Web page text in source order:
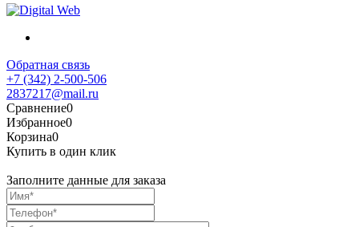
Обратная связь
+7 (342) 2-500-506
2837217@mail.ru
Сравнение0
Избранное0
Корзина0
Купить в один клик
Заполните данные для заказа